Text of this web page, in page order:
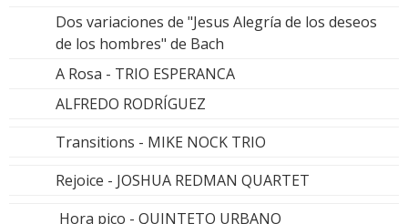
Dos variaciones de "Jesus Alegría de los deseos
de los hombres" de Bach
A Rosa - TRIO ESPERANCA
ALFREDO RODRÍGUEZ
Transitions - MIKE NOCK TRIO
Rejoice - JOSHUA REDMAN QUARTET
Hora pico - QUINTETO URBANO